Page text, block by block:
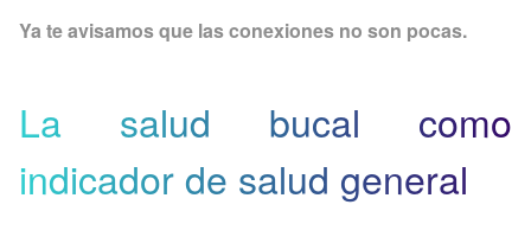
Ya te avisamos que las conexiones no son pocas.
La salud bucal como
indicador de salud general